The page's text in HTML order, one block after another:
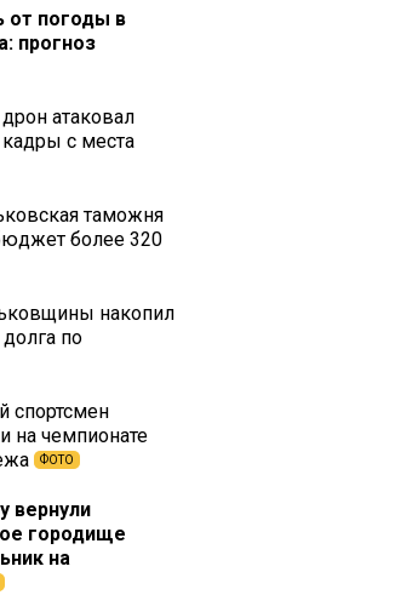
от погоды в
прогноз
атаковал
с места
таможня
более 320
накопил
по
спортсмен
на чемпионате
ФОТО
вернули
городище
на